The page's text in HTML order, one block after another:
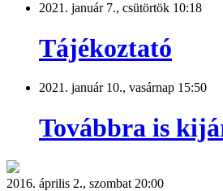
2021. január 7., csütörtök 10:18
Tájékoztató
2021. január 10., vasárnap 15:50
Továbbra is
2016. április 2., szombat 20:00